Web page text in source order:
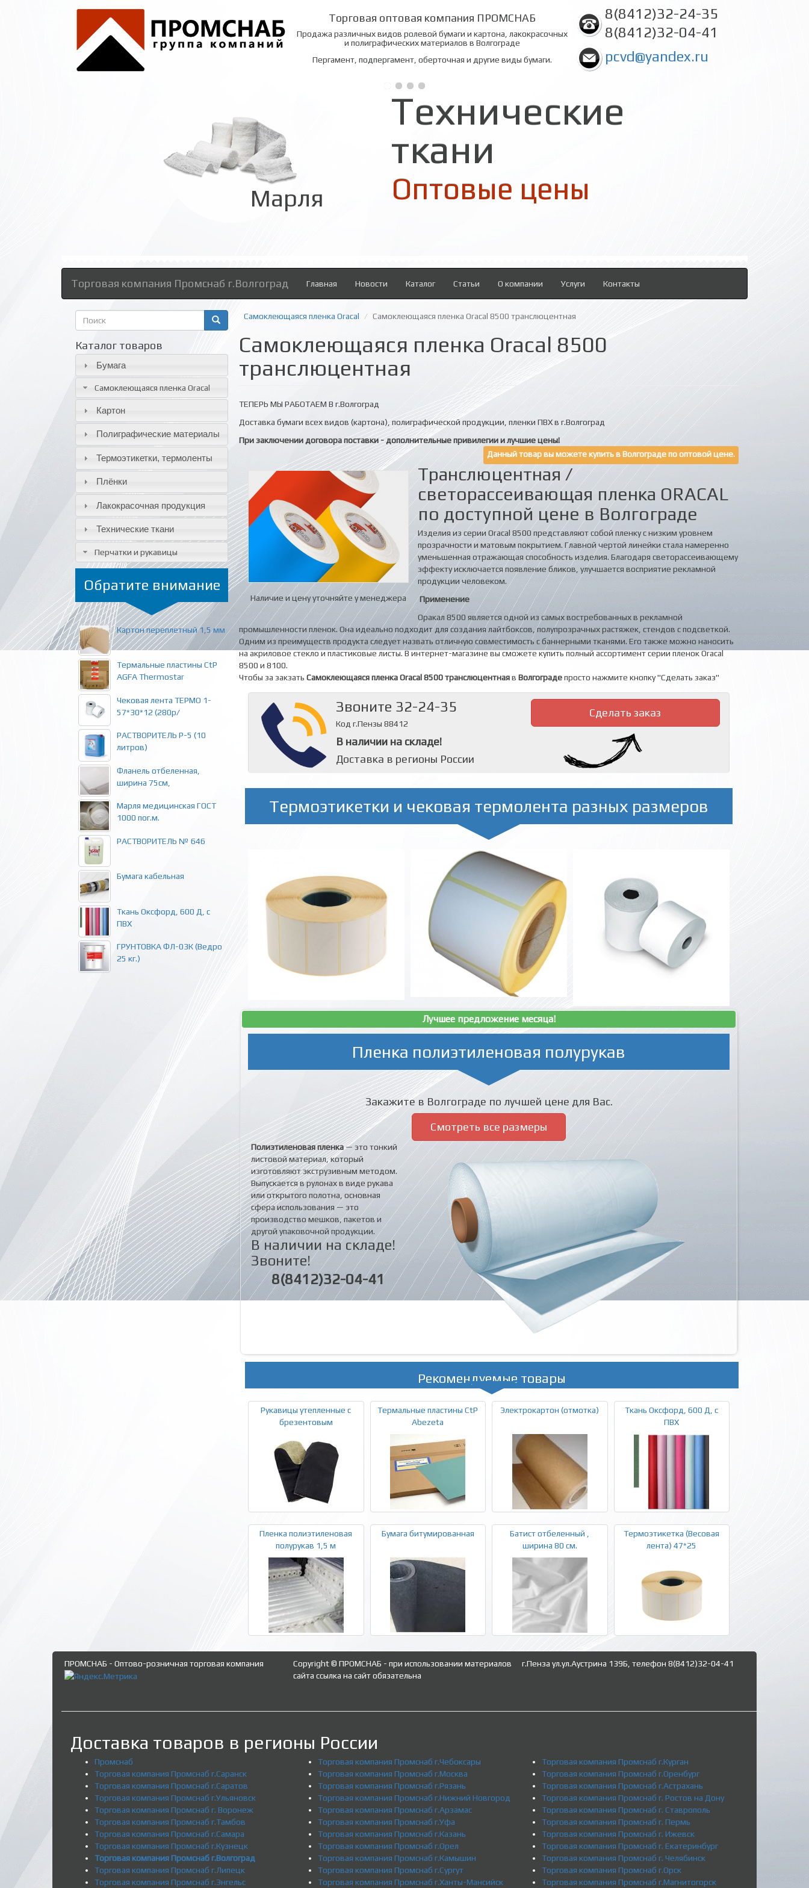
Торговая оптовая компания ПРОМСНАБ
Продажа различных видов ролевой бумаги и картона, лакокрасочных
и полиграфических материалов в Волгограде
Пергамент, подпергамент, оберточная и другие виды бумаги.
8(8412)32-24-35
8(8412)32-04-41
pcvd@yandex.ru
Технические
ткани
Оксфорд
Оптовые цены
Торговая компания Промснаб г.Волгоград Главная Новости Каталог Статьи О компании Услуги Контакты
Форма
поиска
Каталог товаров
Бумага
Самоклеющаяся пленка Oracal
Картон
Полиграфические материалы
Термоэтикетки, термоленты
Плёнки
Лакокрасочная продукция
Технические ткани
Перчатки и рукавицы
Обратите внимание
Картон переплетный 1,5 мм
Термальные пластины CtP
AGFA Thermostar
Чековая лента ТЕРМО 1-
57*30*12 (280р/
РАСТВОРИТЕЛЬ Р-5 (10
литров)
Фланель отбеленная,
ширина 75см,
Марля медицинская ГОСТ
1000 пог.м.
РАСТВОРИТЕЛЬ № 646
Бумага кабельная
Ткань Оксфорд, 600 Д, с
ПВХ
ГРУНТОВКА ФЛ-03К (Ведро
25 кг.)
Самоклеющаяся пленка Oracal Самоклеющаяся пленка Oracal 8500 транслюцентная
Самоклеющаяся пленка Oracal 8500
транслюцентная
ТЕПЕРЬ МЫ РАБОТАЕМ В г.Волгоград
Доставка бумаги всех видов (картона), полиграфической продукции, пленки ПВХ в г.Волгоград
При заключении договора поставки - дополнительные привилегии и лучшие цены!
Данный товар вы можете купить в Волгограде по оптовой цене.
Наличие и цену уточняйте у менеджера
Транслюцентная /
светорассеивающая пленка ORACAL
по доступной цене в Волгограде
Изделия из серии Oracal 8500 представляют собой пленку с низким уровнем
прозрачности и матовым покрытием. Главной чертой линейки стала намеренно
уменьшенная отражающая способность изделия. Благодаря светорассеивающему
эффекту исключается появление бликов, улучшается восприятие рекламной
продукции человеком.
Применение
Оракал 8500 является одной из самых востребованных в рекламной
промышленности пленок. Она идеально подходит для создания лайтбоксов, полупрозрачных растяжек, стендов с подсветкой.
Одним из преимуществ продукта следует назвать отличную совместимость с баннерными тканями. Его также можно наносить
на акриловое стекло и пластиковые листы. В интернет-магазине вы сможете купить полный ассортимент серии пленок Oracal
8500 и 8100.
Чтобы за закзать Самоклеющаяся пленка Oracal 8500 транслюцентнаяв Волгоградепросто нажмите кнопку "Сделать заказ"
Звоните 32-24-35
Код г.Пензы 88412
В наличии на складе!
Доставка в регионы России
Сделать заказ
Термоэтикетки и чековая термолента разных размеров
Лучшее предложение месяца!
Пленка полиэтиленовая полурукав
Закажите в Волгограде по лучшей цене для Вас.
Смотреть все размеры
Полиэтиленовая пленка— это тонкий
листовой материал, который
изготовляют экструзивным методом.
Выпускается в рулонах в виде рукава
или открытого полотна, основная
сфера использования — это
производство мешков, пакетов и
другой упаковочной продукции.
В наличии на складе!
Звоните!
8(8412)32-04-41
Рекомендуемые товары
Рукавицы утепленные с
брезентовым
Термальные пластины CtP
Abezeta
Электрокартон (отмотка)
Ткань Оксфорд, 600 Д, с
ПВХ
Пленка полиэтиленовая
полурукав 1,5 м
Бумага битумированная
Батист отбеленный ,
ширина 80 см.
Термоэтикетка (Весовая
лента) 47*25
ПРОМСНАБ - Оптово-розничная торговая компания
Copyright © ПРОМСНАБ - при использовании материалов
сайта ссылка на сайт обязательна
г.Пенза ул.ул.Аустрина 139Б, телефон 8(8412)32-04-41
Доставка товаров в регионы России
Промснаб
Торговая компания Промснаб г.Саранск
Торговая компания Промснаб г.Саратов
Торговая компания Промснаб г.Ульяновск
Торговая компания Промснаб г. Воронеж
Торговая компания Промснаб г.Тамбов
Торговая компания Промснаб г.Самара
Торговая компания Промснаб г.Кузнецк
Торговая компания Промснаб г.Волгоград
Торговая компания Промснаб г.Липецк
Торговая компания Промснаб г.Энгельс
Торговая компания Промснаб г.Чебоксары
Торговая компания Промснаб г.Москва
Торговая компания Промснаб г.Рязань
Торговая компания Промснаб г.Нижний Новгород
Торговая компания Промснаб г.Арзамас
Торговая компания Промснаб г.Уфа
Торговая компания Промснаб г.Казань
Торговая компания Промснаб г.Орел
Торговая компания Промснаб г.Камышин
Торговая компания Промснаб г.Сургут
Торговая компания Промснаб г.Ханты-Мансийск
Торговая компания Промснаб г.Курган
Торговая компания Промснаб г.Оренбург
Торговая компания Промснаб г.Астрахань
Торговая компания Промснаб г. Ростов на Дону
Торговая компания Промснаб г. Ставрополь
Торговая компания Промснаб г. Пермь
Торговая компания Промснаб г. Ижевск
Торговая компания Промснаб г. Екатеринбург
Торговая компания Промснаб г. Челябинск
Торговая компания Промснаб г.Орск
Торговая компания Промснаб г.Магнитогорск